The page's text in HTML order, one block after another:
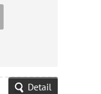
do 9 kg.
Detail